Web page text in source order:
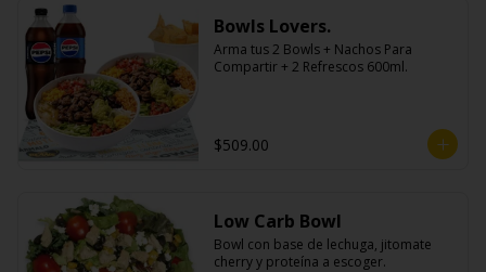
Bowls Lovers.
Arma tus 2 Bowls + Nachos Para
Compartir + 2 Refrescos 600ml.
$509.00
Low Carb Bowl
Bowl con base de lechuga, jitomate
cherry y proteína a escoger.